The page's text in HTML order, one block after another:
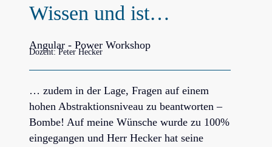
Wissen und ist…
Angular - Power Workshop
Dozent: Peter Hecker
… zudem in der Lage, Fragen auf einem
hohen Abstraktionsniveau zu beantworten –
Bombe! Auf meine Wünsche wurde zu 100%
eingegangen und Herr Hecker hat seine